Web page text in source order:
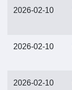
2026-02-10
2026-02-10
2026-02-10